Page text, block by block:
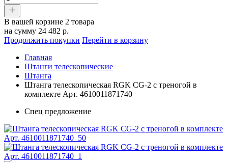
В вашей корзине 2 товара
на сумму 24 482 р.
Продолжить покупки Перейти в корзину
Главная
Штанги телескопические
Штанга
Штанга телескопическая RGK CG-2 с треногой в
комплекте Арт. 4610011871740
Спец предложение